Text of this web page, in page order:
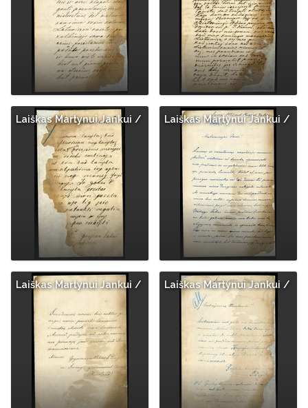
Laiškas Martynui Jankui / Laiškas Martynui Jankui /
Laiškas Martynui Jankui / Laiškas Martynui Jankui /